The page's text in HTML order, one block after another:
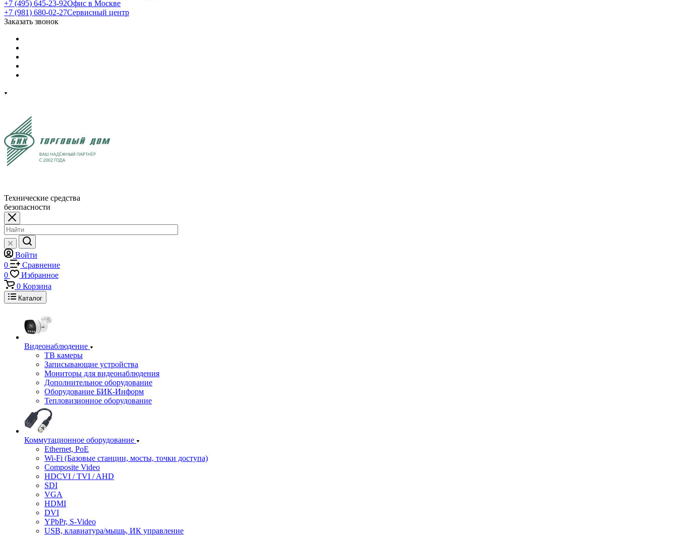
+7 (495) 645-23-92Офис в Москве
+7 (981) 680-02-27Сервисный центр
Заказать звонок
Технические средства
безопасности
Войти
0
Сравнение
0
Избранное
0 Корзина
Каталог
Видеонаблюдение
ТВ камеры
Записывающие устройства
Мониторы для видеонаблюдения
Дополнительное оборудование
Оборудование БИК-Информ
Тепловизионное оборудование
Коммутационное оборудование
Ethernet, PoE
Wi-Fi (Базовые станции, мосты, точки доступа)
Composite Video
HDCVI / TVI / AHD
SDI
VGA
HDMI
DVI
YPbPr, S-Video
USB, клавиатура/мышь, ИК управление